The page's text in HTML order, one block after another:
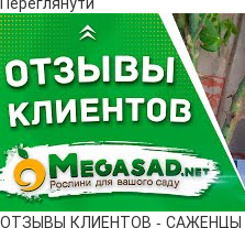
ОТЗЫВЫ КЛИЕНТОВ - САЖЕНЦЫ